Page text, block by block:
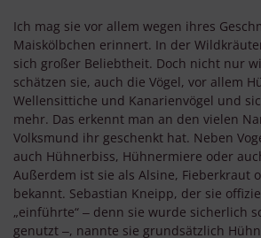
Ich mag sie vor allem wegen ihres
Maiskölbchen erinnert. In der
sich großer Beliebtheit. Doch nicht nur
schätzen sie, auch die Vögel, vor allem
Wellensittiche und Kanarienvögel und
mehr. Das erkennt man an den vielen
Volksmund ihr geschenkt hat. Neben
auch Hühnerbiss, Hühnermiere oder
Außerdem ist sie als Alsine, Fieberkraut
bekannt. Sebastian Kneipp, der sie
„einführte“ ‒ denn sie wurde sicherlich
genutzt ‒, nannte sie grundsätzlich